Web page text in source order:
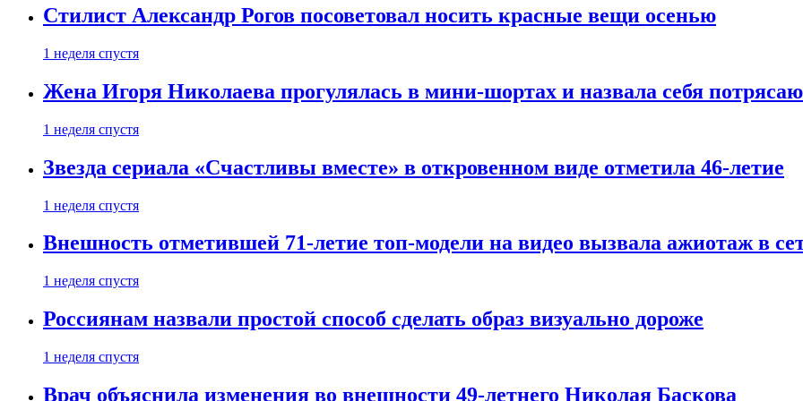
Стилист Александр Рогов посоветовал носить красные вещи осенью
1 неделя спустя
Жена Игоря Николаева прогулялась в мини-шортах и назвала себя
1 неделя спустя
Звезда сериала «Счастливы вместе» в откровенном виде отметила 46-летие
1 неделя спустя
Внешность отметившей 71-летие топ-модели на видео вызвала ажиотаж в
1 неделя спустя
Россиянам назвали простой способ сделать образ визуально дороже
1 неделя спустя
Врач объяснила изменения во внешности 49-летнего Николая Баскова